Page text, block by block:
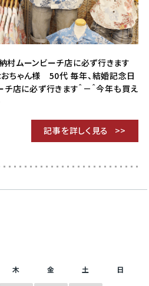
ムーンビーチ店に必ず行きます
ちゃん様 50代 毎年、結婚記念日
店に必ず行きます＾－＾今年も買え
記事を詳しく見る
木 金 土 日